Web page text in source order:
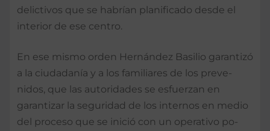
delictivos que se habrían planificado desde el
inte­rior de ese centro.
En ese mismo orden Hernández Basilio ga­rantizó
a la ciudadanía y a los familiares de los preve­
nidos, que las autoridades se esfuerzan en
garantizar la seguridad de los internos en medio
del proceso que se inició con un operativo po­